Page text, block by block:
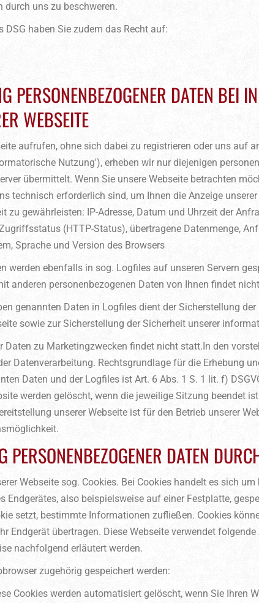
durch uns zu beschweren.
DSG haben Sie zudem das Recht auf:
PERSONENBEZOGENER DATEN BEI
WEBSEITE
aufrufen, ohne sich dabei zu registrieren oder uns auf
Nutzung'), erheben wir nur diejenigen
übermittelt. Wenn Sie unsere Webseite betrachten
technisch erforderlich sind, um Ihnen die Anzeige
zu gewährleisten: IP-Adresse, Datum und Uhrzeit der
(HTTP-Status), übertragene Datenmenge,
Sprache und Version des Browsers
werden ebenfalls in sog. Logfiles auf unseren Servern
anderen personenbezogenen Daten von Ihnen findet
genannten Daten in Logfiles dient der Sicherstellung
sowie zur Sicherstellung der Sicherheit unserer
Daten zu Marketingzwecken findet nicht statt.In den
Datenverarbeitung. Rechtsgrundlage für die Erhebung
Daten und der Logfiles ist Art. 6 Abs. 1 S. 1 lit. f)
werden gelöscht, wenn die jeweilige Sitzung beendet
unserer Webseite ist für den Betrieb unserer
PERSONENBEZOGENER DATEN
Webseite sog. Cookies. Bei Cookies handelt es sich
Endgerätes, also beispielsweise auf einer Festplatte,
setzt, bestimmte Informationen zufließen. Cookies
Endgerät übertragen. Diese Webseite verwendet folgende
nachfolgend erläutert werden.
zugehörig gespeichert werden:
Cookies werden automatisiert gelöscht, wenn Sie Ihren